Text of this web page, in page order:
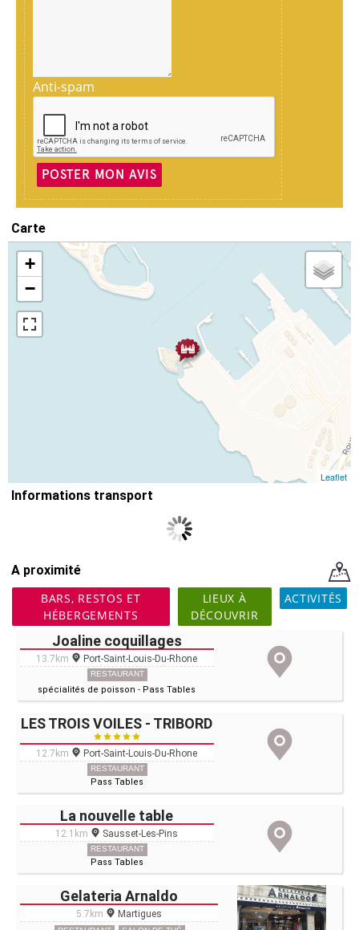
Anti-spam
POSTER MON AVIS
Carte
+
−
Leaflet
Informations transport
A proximité
BARS, RESTOS ET
HÉBERGEMENTS
LIEUX À
DÉCOUVRIR
ACTIVITÉS
Joaline coquillages
13.7km Port-Saint-Louis-Du-Rhone
RESTAURANT
spécialités de poisson - Pass Tables
LES TROIS VOILES - TRIBORD
12.7km Port-Saint-Louis-Du-Rhone
RESTAURANT
Pass Tables
La nouvelle table
12.1km Sausset-Les-Pins
RESTAURANT
Pass Tables
Gelateria Arnaldo
5.7km Martigues